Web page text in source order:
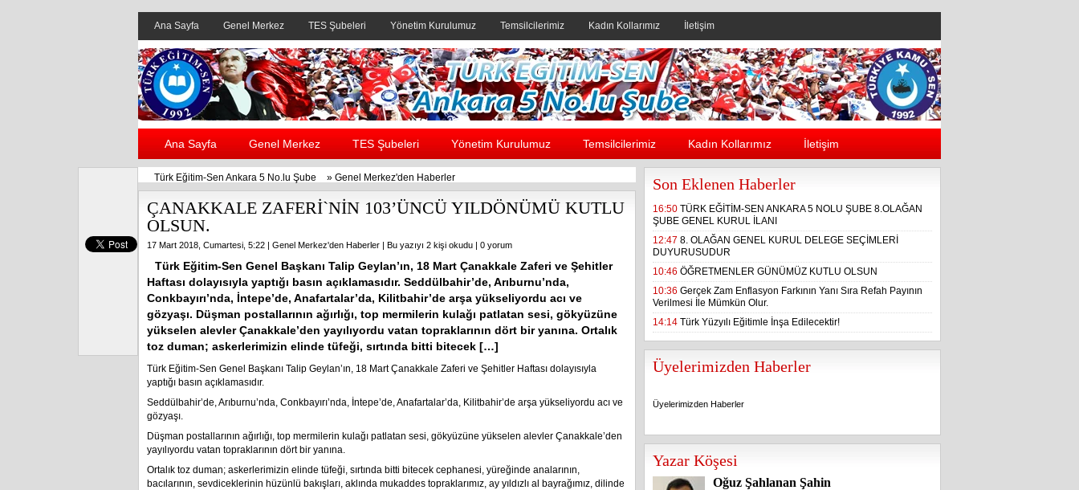
Ana Sayfa Genel Merkez TES Şubeleri Yönetim Kurulumuz Temsilcilerimiz Kadın Kollarımız İletişim
Header yanı reklam alanı
Ana Sayfa Genel Merkez TES Şubeleri Yönetim Kurulumuz Temsilcilerimiz Kadın Kollarımız İletişim
Türk Eğitim-Sen Ankara 5 No.lu Şube » Genel Merkez'den Haberler
ÇANAKKALE ZAFERİ`NİN 103’ÜNCÜ YILDÖNÜMÜ KUTLU
OLSUN.
17 Mart 2018, Cumartesi, 5:22 | Genel Merkez'den Haberler | Bu yazıyı 2 kişi okudu | 0 yorum
Türk Eğitim-Sen Genel Başkanı Talip Geylan’ın, 18 Mart Çanakkale Zaferi ve Şehitler
Haftası dolayısıyla yaptığı basın açıklamasıdır. Seddülbahir’de, Arıburnu’nda,
Conkbayırı’nda, İntepe’de, Anafartalar’da, Kilitbahir’de arşa yükseliyordu acı ve
gözyaşı. Düşman postallarının ağırlığı, top mermilerin kulağı patlatan sesi, gökyüzüne
yükselen alevler Çanakkale’den yayılıyordu vatan topraklarının dört bir yanına. Ortalık
toz duman; askerlerimizin elinde tüfeği, sırtında bitti bitecek […]
Türk Eğitim-Sen Genel Başkanı Talip Geylan’ın, 18 Mart Çanakkale Zaferi ve Şehitler Haftası dolayısıyla
yaptığı basın açıklamasıdır.
Seddülbahir’de, Arıburnu’nda, Conkbayırı’nda, İntepe’de, Anafartalar’da, Kilitbahir’de arşa yükseliyordu acı ve
gözyaşı.
Düşman postallarının ağırlığı, top mermilerin kulağı patlatan sesi, gökyüzüne yükselen alevler Çanakkale’den
yayılıyordu vatan topraklarının dört bir yanına.
Ortalık toz duman; askerlerimizin elinde tüfeği, sırtında bitti bitecek cephanesi, yüreğinde analarının,
bacılarının, sevdiceklerinin hüzünlü bakışları, aklında mukaddes topraklarımız, ay yıldızlı al bayrağımız, dilinde
Son Eklenen Haberler
16:50 TÜRK EĞİTİM-SEN ANKARA 5 NOLU ŞUBE 8.OLAĞAN
ŞUBE GENEL KURUL İLANI
12:47 8. OLAĞAN GENEL KURUL DELEGE SEÇİMLERİ
DUYURUSUDUR
10:46 ÖĞRETMENLER GÜNÜMÜZ KUTLU OLSUN
10:36 Gerçek Zam Enflasyon Farkının Yanı Sıra Refah Payının
Verilmesi İle Mümkün Olur.
14:14 Türk Yüzyılı Eğitimle İnşa Edilecektir!
Üyelerimizden Haberler
Üyelerimizden Haberler
Yazar Köşesi
Oğuz Şahlanan Şahin